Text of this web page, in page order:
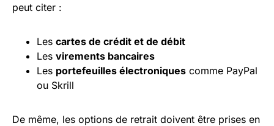
peut citer :
Les cartes de crédit et de débit
Les virements bancaires
Les portefeuilles électroniques comme PayPal
ou Skrill
De même, les options de retrait doivent être prises en